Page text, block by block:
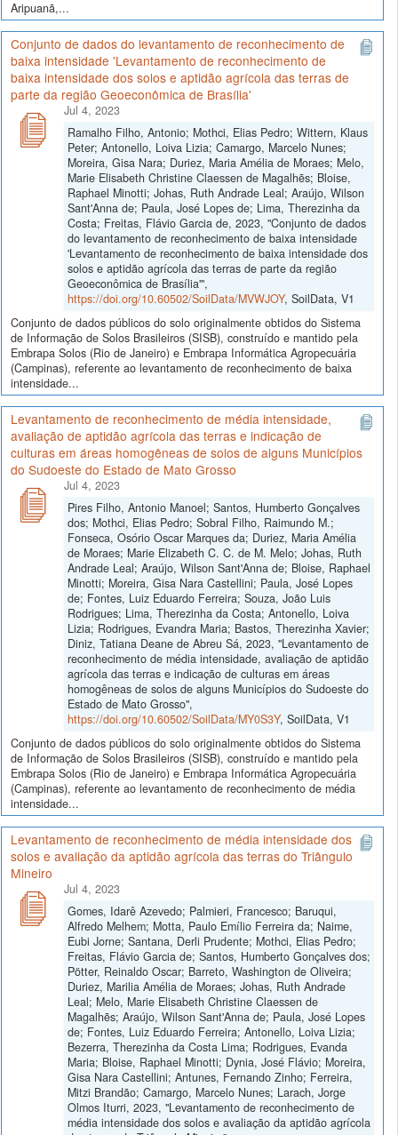
Aripuanã,...
Conjunto de dados do levantamento de reconhecimento de
baixa intensidade 'Levantamento de reconhecimento de
baixa intensidade dos solos e aptidão agrícola das terras de
parte da região Geoeconômica de Brasília'
Jul 4, 2023
Ramalho Filho, Antonio; Mothci, Elias Pedro; Wittern, Klaus
Peter; Antonello, Loiva Lizia; Camargo, Marcelo Nunes;
Moreira, Gisa Nara; Duriez, Maria Amélia de Moraes; Melo,
Marie Elisabeth Christine Claessen de Magalhẽs; Bloise,
Raphael Minotti; Johas, Ruth Andrade Leal; Araújo, Wilson
Sant'Anna de; Paula, José Lopes de; Lima, Therezinha da
Costa; Freitas, Flávio Garcia de, 2023, "Conjunto de dados
do levantamento de reconhecimento de baixa intensidade
'Levantamento de reconhecimento de baixa intensidade dos
solos e aptidão agrícola das terras de parte da região
Geoeconômica de Brasília'",
https://doi.org/10.60502/SoilData/MVWJOY, SoilData, V1
Conjunto de dados públicos do solo originalmente obtidos do Sistema
de Informação de Solos Brasileiros (SISB), construído e mantido pela
Embrapa Solos (Rio de Janeiro) e Embrapa Informática Agropecuária
(Campinas), referente ao levantamento de reconhecimento de baixa
intensidade...
Levantamento de reconhecimento de média intensidade,
avaliação de aptidão agrícola das terras e indicação de
culturas em áreas homogêneas de solos de alguns Municípios
do Sudoeste do Estado de Mato Grosso
Jul 4, 2023
Pires Filho, Antonio Manoel; Santos, Humberto Gonçalves
dos; Mothci, Elias Pedro; Sobral Filho, Raimundo M.;
Fonseca, Osório Oscar Marques da; Duriez, Maria Amélia
de Moraes; Marie Elizabeth C. C. de M. Melo; Johas, Ruth
Andrade Leal; Araújo, Wilson Sant'Anna de; Bloise, Raphael
Minotti; Moreira, Gisa Nara Castellini; Paula, José Lopes
de; Fontes, Luiz Eduardo Ferreira; Souza, João Luis
Rodrigues; Lima, Therezinha da Costa; Antonello, Loiva
Lizia; Rodrigues, Evandra Maria; Bastos, Therezinha Xavier;
Diniz, Tatiana Deane de Abreu Sá, 2023, "Levantamento de
reconhecimento de média intensidade, avaliação de aptidão
agrícola das terras e indicação de culturas em áreas
homogêneas de solos de alguns Municípios do Sudoeste do
Estado de Mato Grosso",
https://doi.org/10.60502/SoilData/MY0S3Y, SoilData, V1
Conjunto de dados públicos do solo originalmente obtidos do Sistema
de Informação de Solos Brasileiros (SISB), construído e mantido pela
Embrapa Solos (Rio de Janeiro) e Embrapa Informática Agropecuária
(Campinas), referente ao levantamento de reconhecimento de média
intensidade...
Levantamento de reconhecimento de média intensidade dos
solos e avaliação da aptidão agrícola das terras do Triângulo
Mineiro
Jul 4, 2023
Gomes, Idarê Azevedo; Palmieri, Francesco; Baruqui,
Alfredo Melhem; Motta, Paulo Emílio Ferreira da; Naime,
Eubi Jorne; Santana, Derli Prudente; Mothci, Elias Pedro;
Freitas, Flávio Garcia de; Santos, Humberto Gonçalves dos;
Pötter, Reinaldo Oscar; Barreto, Washington de Oliveira;
Duriez, Marilia Amélia de Moraes; Johas, Ruth Andrade
Leal; Melo, Marie Elisabeth Christine Claessen de
Magalhẽs; Araújo, Wilson Sant'Anna de; Paula, José Lopes
de; Fontes, Luiz Eduardo Ferreira; Antonello, Loiva Lizia;
Bezerra, Therezinha da Costa Lima; Rodrigues, Evanda
Maria; Bloise, Raphael Minotti; Dynia, José Flávio; Moreira,
Gisa Nara Castellini; Antunes, Fernando Zinho; Ferreira,
Mitzi Brandão; Camargo, Marcelo Nunes; Larach, Jorge
Olmos Iturri, 2023, "Levantamento de reconhecimento de
média intensidade dos solos e avaliação da aptidão agrícola